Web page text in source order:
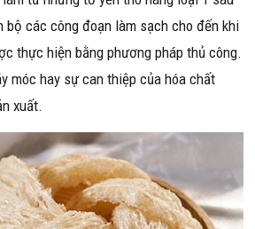
bộ các công đoạn làm sạch cho đến khi
thực hiện bằng phương pháp thủ công.
móc hay sự can thiệp của hóa chất
xuất.